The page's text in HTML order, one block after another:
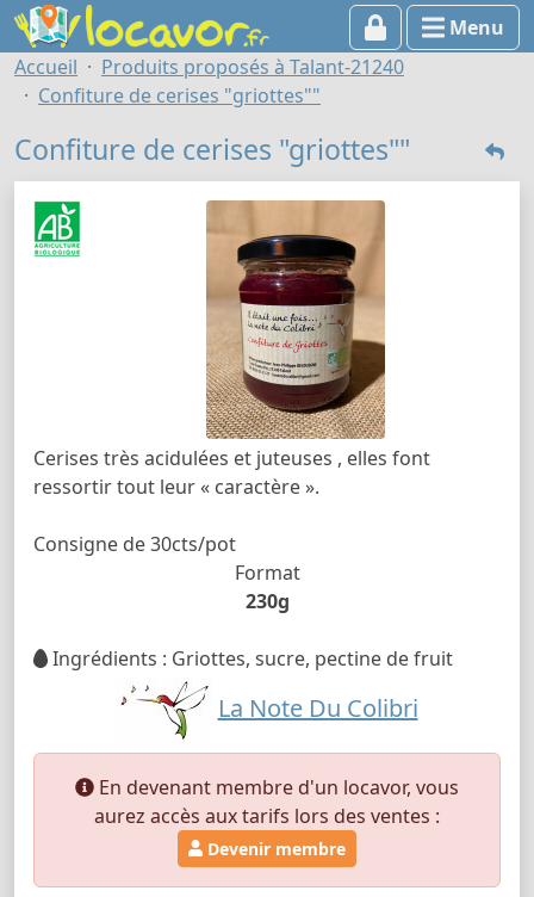
Menu
Accueil
Produits proposés à Talant-21240
Confiture de cerises "griottes""
Confiture de cerises "griottes""
Cerises très acidulées et juteuses , elles font
ressortir tout leur « caractère ».
Consigne de 30cts/pot
Format
230g
Ingrédients : Griottes, sucre, pectine de fruit
La Note Du Colibri
En devenant membre d'un locavor, vous
aurez accès aux tarifs lors des ventes :
Devenir membre